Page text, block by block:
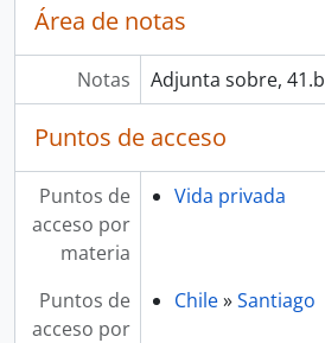
Área de notas
Notas Adjunta sobre, 41.b
Puntos de acceso
Puntos de
acceso por
materia
Vida privada
Puntos de
acceso por
Chile»Santiago